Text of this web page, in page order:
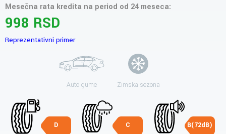
Mesečna rata kredita na period od 24 meseca:
998 RSD
Reprezentativni primer
Auto gume Zimska sezona
D C B(72dB)